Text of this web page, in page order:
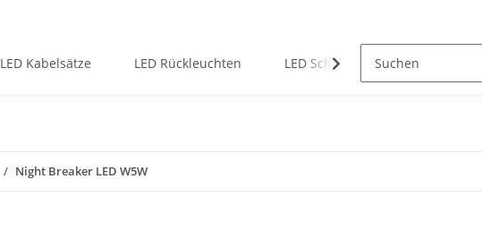
LED Kabelsätze LED Rückleuchten LED Scheinwerfersysteme
Night Breaker LED W5W